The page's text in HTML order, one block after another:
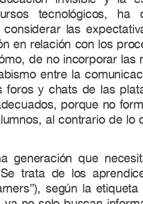
tecnológicos,
las
en relación con los
de no incorporar las
entre la
foros y chats de las
porque no
al contrario de lo
generación que
trata de los
según la